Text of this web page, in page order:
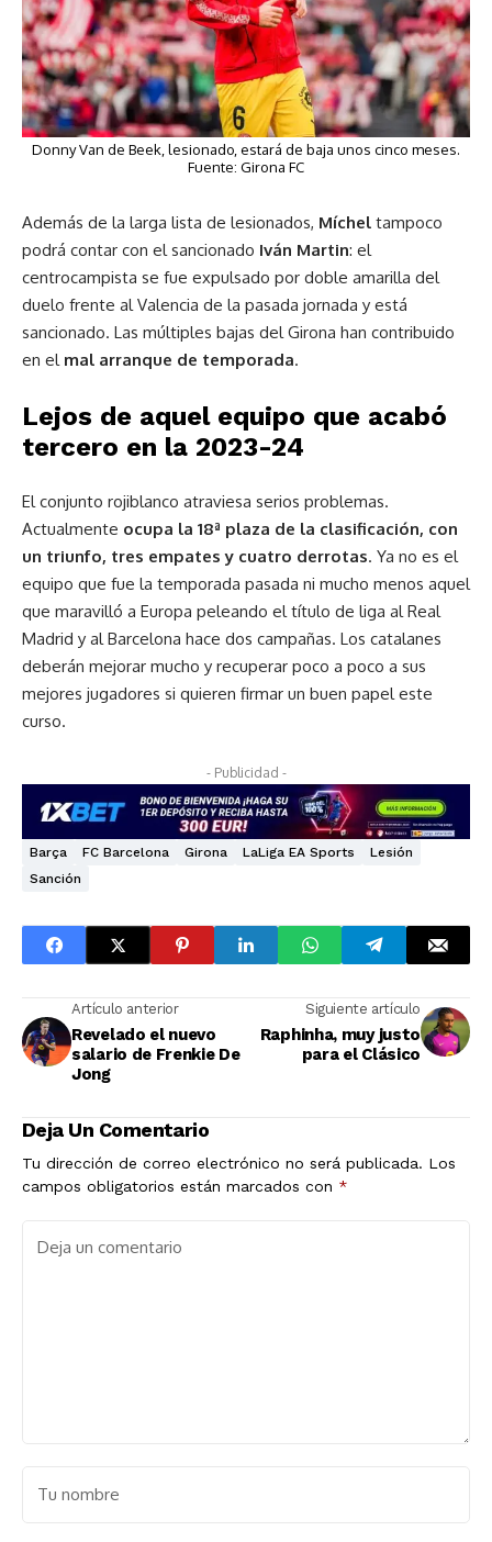
Donny Van de Beek, lesionado, estará de baja unos cinco meses.
Fuente: Girona FC
Además de la larga lista de lesionados, Míchel tampoco
podrá contar con el sancionado Iván Martin: el
centrocampista se fue expulsado por doble amarilla del
duelo frente al Valencia de la pasada jornada y está
sancionado. Las múltiples bajas del Girona han contribuido
en el mal arranque de temporada.
Lejos de aquel equipo que acabó
tercero en la 2023-24
El conjunto rojiblanco atraviesa serios problemas.
Actualmente ocupa la 18ª plaza de la clasificación, con
un triunfo, tres empates y cuatro derrotas. Ya no es el
equipo que fue la temporada pasada ni mucho menos aquel
que maravilló a Europa peleando el título de liga al Real
Madrid y al Barcelona hace dos campañas. Los catalanes
deberán mejorar mucho y recuperar poco a poco a sus
mejores jugadores si quieren firmar un buen papel este
curso.
- Publicidad -
Barça FC Barcelona Girona LaLiga EA Sports
Lesión
Sanción
Artículo anterior
Revelado el nuevo
salario de Frenkie De
Jong
Siguiente artículo
Raphinha, muy justo
para el Clásico
Deja Un Comentario
Tu dirección de correo electrónico no será publicada. Los
campos obligatorios están marcados con *